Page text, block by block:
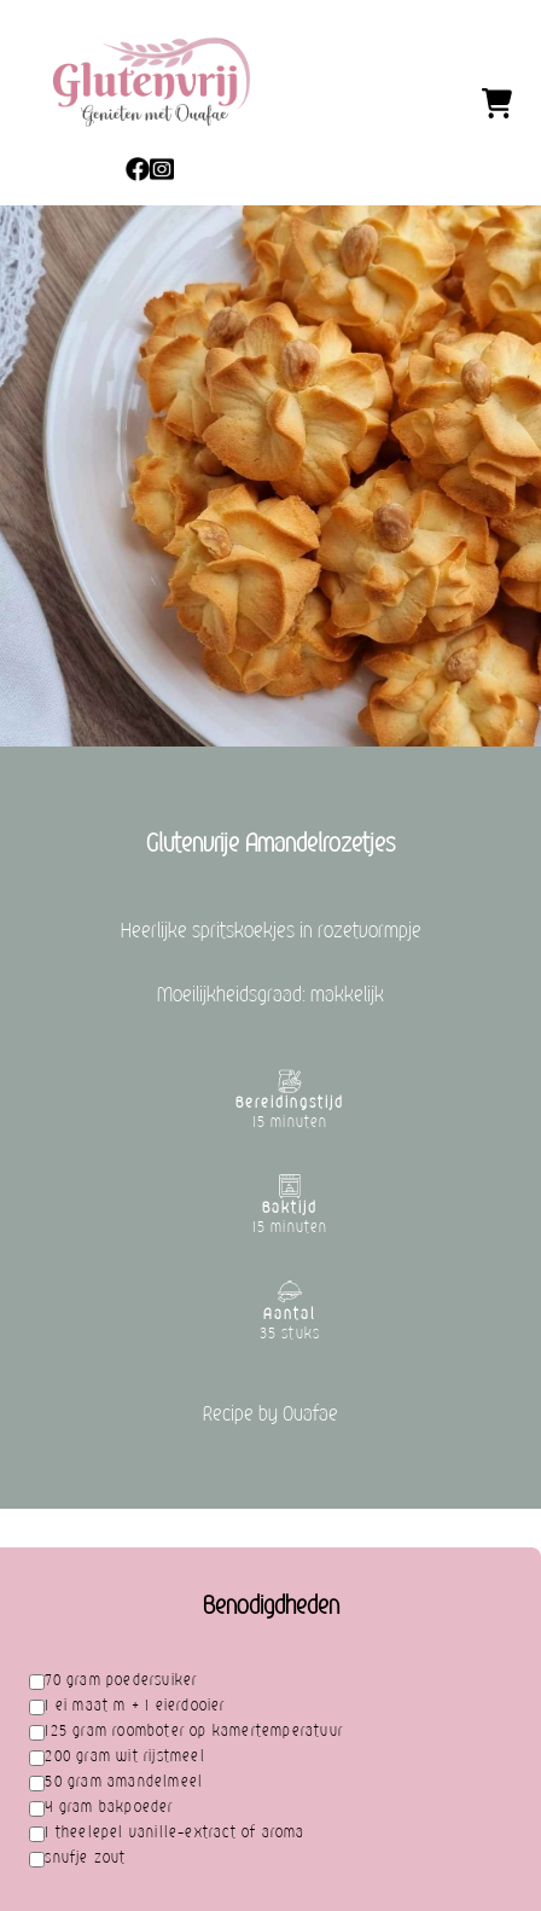
Glutenvrije Amandelrozetjes
Heerlijke spritskoekjes in rozetvormpje
Moeilijkheidsgraad: makkelijk
Bereidingstijd
15 minuten
Baktijd
15 minuten
Aantal
35 stuks
Recipe by Ouafae
Benodigdheden
70 gram poedersuiker
1 ei maat m + 1 eierdooier
125 gram roomboter op kamertemperatuur
200 gram wit rijstmeel
50 gram amandelmeel
4 gram bakpoeder
1 theelepel vanille-extract of aroma
snufje zout